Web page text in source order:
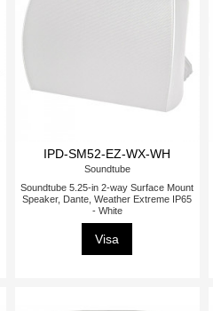
IPD-SM52-EZ-WX-WH
Soundtube
Soundtube 5.25-in 2-way Surface Mount
Speaker, Dante, Weather Extreme IP65
- White
Visa